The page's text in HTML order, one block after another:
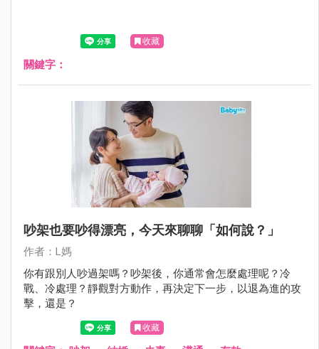
收藏
關鍵字：
吵架也要吵得漂亮，今天來聊聊「如何說？」
作者：L媽
你有跟別人吵過架嗎？吵架後，你通常會怎麼處理呢？冷
戰、冷處理？靜觀對方動作，再決定下一步，以退為進的攻
擊，還是？
收藏